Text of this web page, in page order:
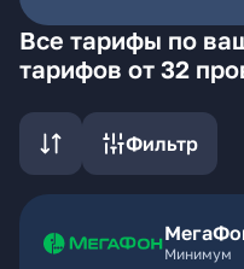
Все тарифы по
тарифов от 32
Фильтр
Минимум